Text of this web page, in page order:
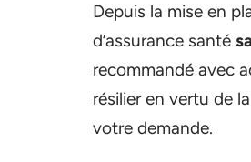
Depuis la mise en
d’assurance santé
recommandé avec
résilier en vertu de
votre demande.